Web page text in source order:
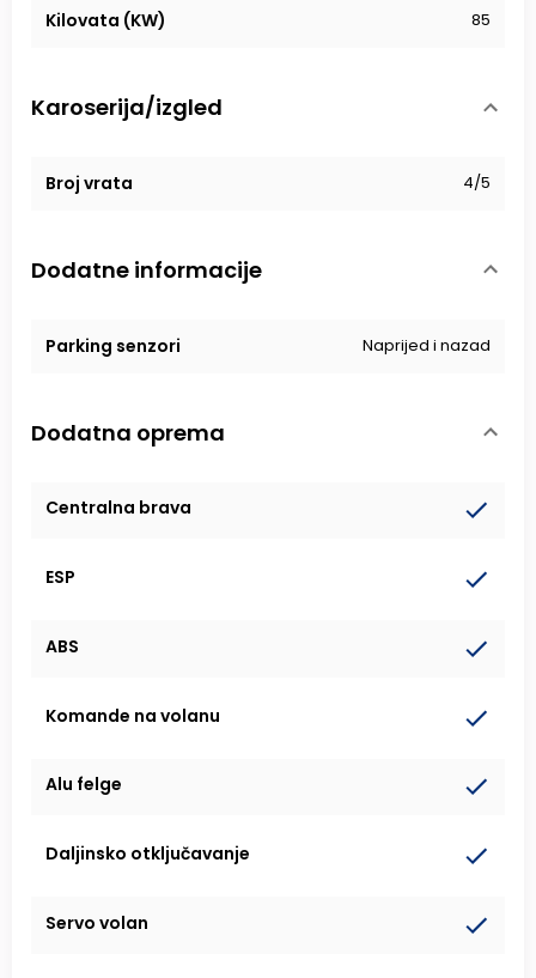
Kilovata (KW) 85
Karoserija/izgled
Broj vrata 4/5
Dodatne informacije
Parking senzori Naprijed i nazad
Dodatna oprema
Centralna brava
ESP
ABS
Komande na volanu
Alu felge
Daljinsko otključavanje
Servo volan